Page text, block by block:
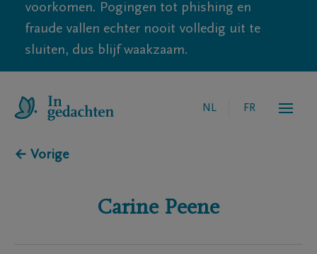
voorkomen. Pogingen tot phishing en
fraude vallen echter nooit volledig uit te
sluiten, dus blijf waakzaam.
NL FR
← Vorige
Carine Peene